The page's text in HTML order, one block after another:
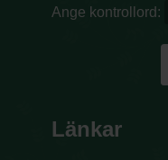
Ange kontrollord:
Länkar